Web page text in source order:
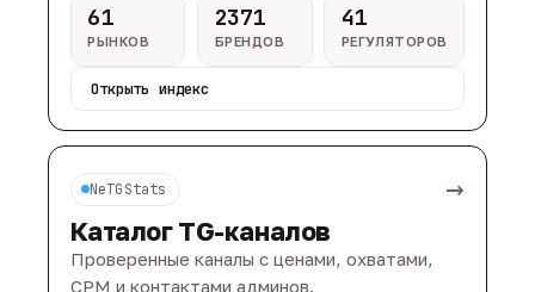
61
РЫНКОВ
2371
БРЕНДОВ
41
РЕГУЛЯТОРОВ
Открыть индекс
NeTGStats →
Каталог TG-каналов
Проверенные каналы с ценами, охватами,
CPM и контактами админов.